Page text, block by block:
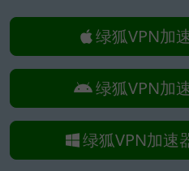
绿狐VPN加
绿狐VPN加
绿狐VPN加速